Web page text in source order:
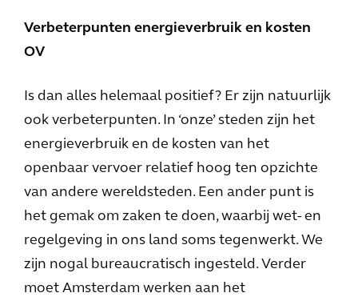
Verbeterpunten energieverbruik en kosten
OV
Is dan alles helemaal positief? Er zijn natuurlijk
ook verbeterpunten. In ‘onze’ steden zijn het
energieverbruik en de kosten van het
openbaar vervoer relatief hoog ten opzichte
van andere wereldsteden. Een ander punt is
het gemak om zaken te doen, waarbij wet- en
regelgeving in ons land soms tegenwerkt. We
zijn nogal bureaucratisch ingesteld. Verder
moet Amsterdam werken aan het